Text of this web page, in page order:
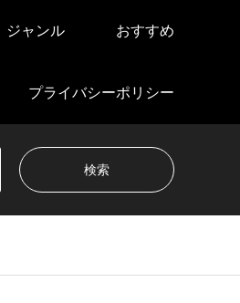
ジャンル おすすめ
プライバシーポリシー